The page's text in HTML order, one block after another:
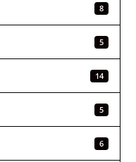
8
5
14
5
6